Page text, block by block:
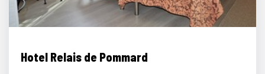
Hotel Relais de Pommard